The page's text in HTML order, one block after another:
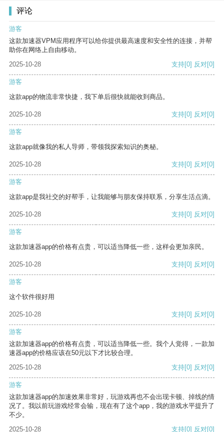
评论
游客
这款加速器VPM应用程序可以给你提供最高速度和安全性的连接，并帮
助你在网络上自由移动。
2025-10-28
支持[0] 反对[0]
游客
这款app的物流非常快捷，我下单后很快就能收到商品。
2025-10-28 支持[0] 反对[0]
游客
这款app就像我的私人导师，带领我探索知识的奥秘。
2025-10-28 支持[0] 反对[0]
游客
这款app是我社交的好帮手，让我能够与朋友保持联系，分享生活点滴。
2025-10-28 支持[0] 反对[0]
游客
这款加速器app的价格有点贵，可以适当降低一些，这样会更加亲民。
2025-10-28 支持[0] 反对[0]
游客
这个软件很好用
2025-10-28 支持[0] 反对[0]
游客
这款加速器app的价格有点贵，可以适当降低一些。我个人觉得，一款加
速器app的价格应该在50元以下才比较合理。
2025-10-28
支持[0] 反对[0]
游客
这款加速器app的加速效果非常好，玩游戏再也不会出现卡顿、掉线的情
况了。我以前玩游戏经常会输，现在有了这个app，我的游戏水平提升了
不少。
2025-10-28
支持[0] 反对[0]